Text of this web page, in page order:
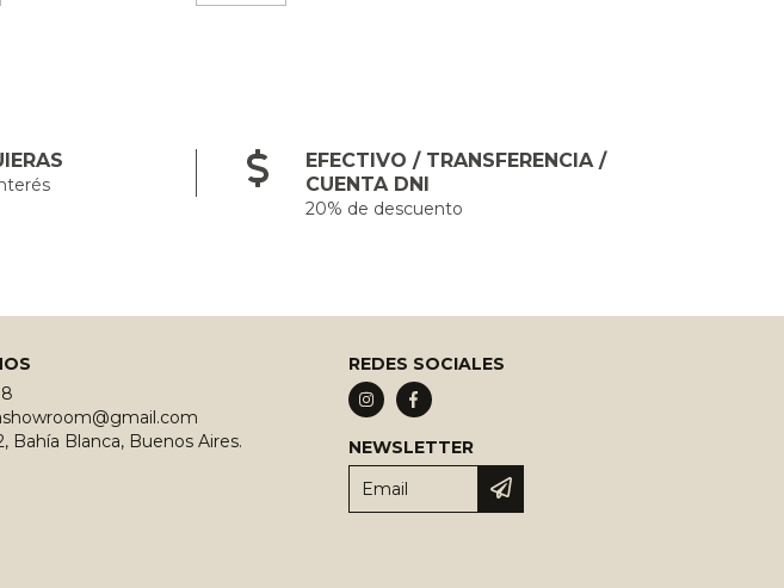
EFECTIVO / TRANSFERENCIA /
CUENTA DNI
20% de descuento
Bahía Blanca, Buenos Aires.
REDES SOCIALES
NEWSLETTER